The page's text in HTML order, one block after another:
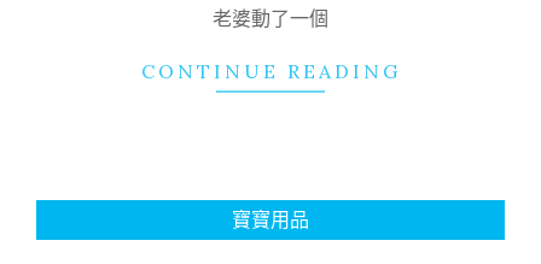
老婆動了一個
CONTINUE READING
寶寶用品